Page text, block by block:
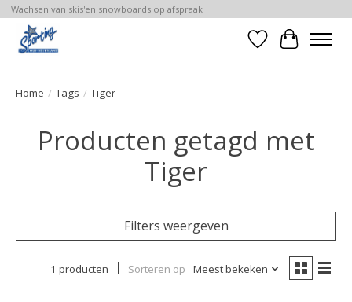
Wachsen van skis'en snowboards op afspraak
Verlanglijst
Home / Tags / Tiger
Producten getagd met
Tiger
Filters weergeven
1 producten Sorteren op Meest bekeken